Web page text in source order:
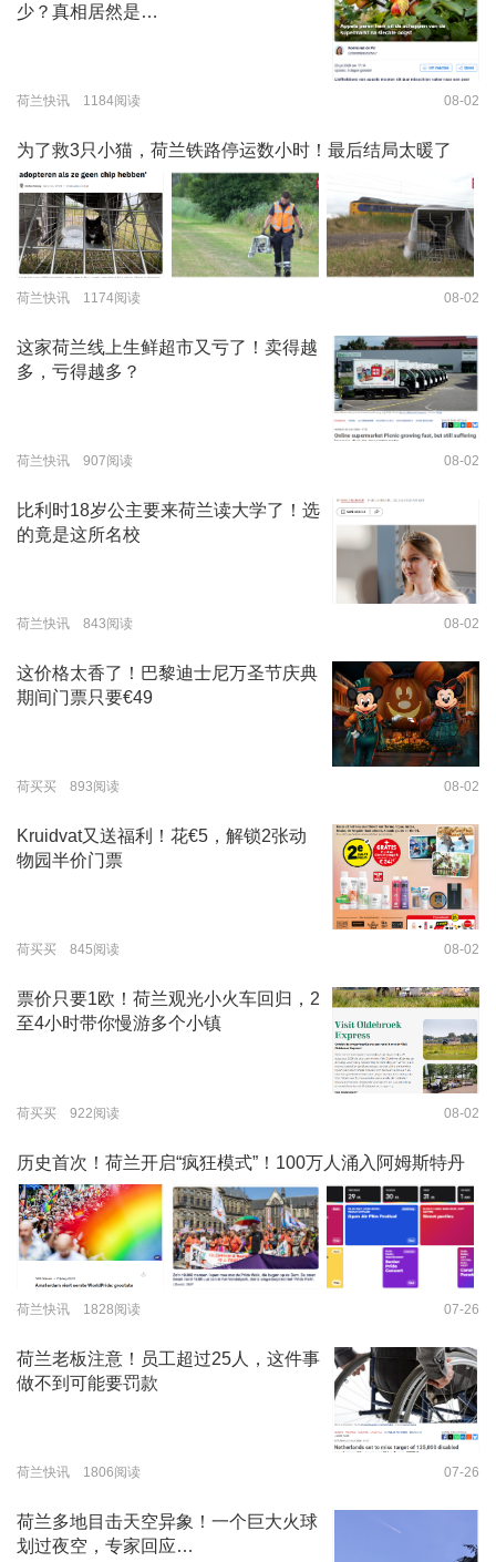
少？真相居然是…
荷兰快讯 1184阅读 08-02
为了救3只小猫，荷兰铁路停运数小时！最后结局太暖了
荷兰快讯 1174阅读 08-02
这家荷兰线上生鲜超市又亏了！卖得越
多，亏得越多？
荷兰快讯 907阅读 08-02
比利时18岁公主要来荷兰读大学了！选
的竟是这所名校
荷兰快讯 843阅读 08-02
这价格太香了！巴黎迪士尼万圣节庆典
期间门票只要€49
荷买买 893阅读 08-02
Kruidvat又送福利！花€5，解锁2张动
物园半价门票
荷买买 845阅读 08-02
票价只要1欧！荷兰观光小火车回归，2
至4小时带你慢游多个小镇
荷买买 922阅读 08-02
历史首次！荷兰开启“疯狂模式”！100万人涌入阿姆斯特丹
荷兰快讯 1828阅读 07-26
荷兰老板注意！员工超过25人，这件事
做不到可能要罚款
荷兰快讯 1806阅读 07-26
荷兰多地目击天空异象！一个巨大火球
划过夜空，专家回应…